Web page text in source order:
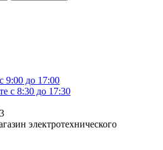
9:00 до 17:00
с 8:30 до 17:30
электротехнического